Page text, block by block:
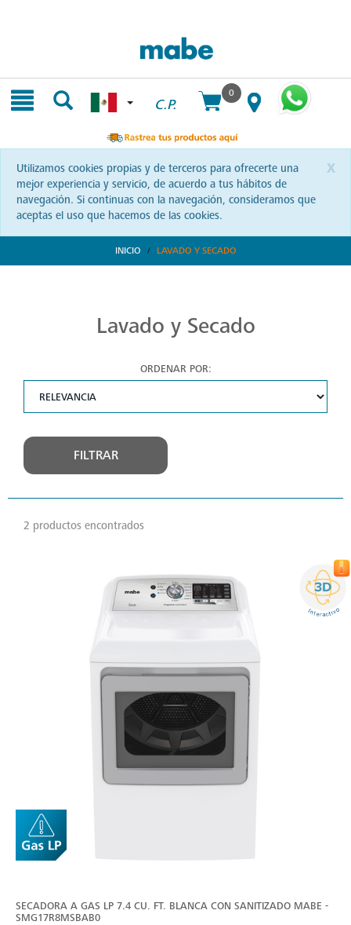
C.P.
0
x
Utilizamos cookies propias y de terceros para ofrecerte una
mejor experiencia y servicio, de acuerdo a tus hábitos de
navegación. Si continuas con la navegación, consideramos que
aceptas el uso que hacemos de las cookies.
INICIO LAVADO Y SECADO
Lavado y Secado
ORDENAR POR:
FILTRAR
2 productos encontrados
SECADORA A GAS LP 7.4 CU. FT. BLANCA CON SANITIZADO MABE -
SMG17R8MSBAB0